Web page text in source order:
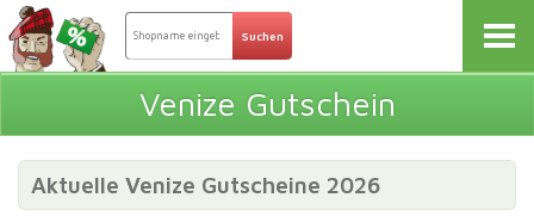
Venize Gutschein
Aktuelle Venize Gutscheine 2026